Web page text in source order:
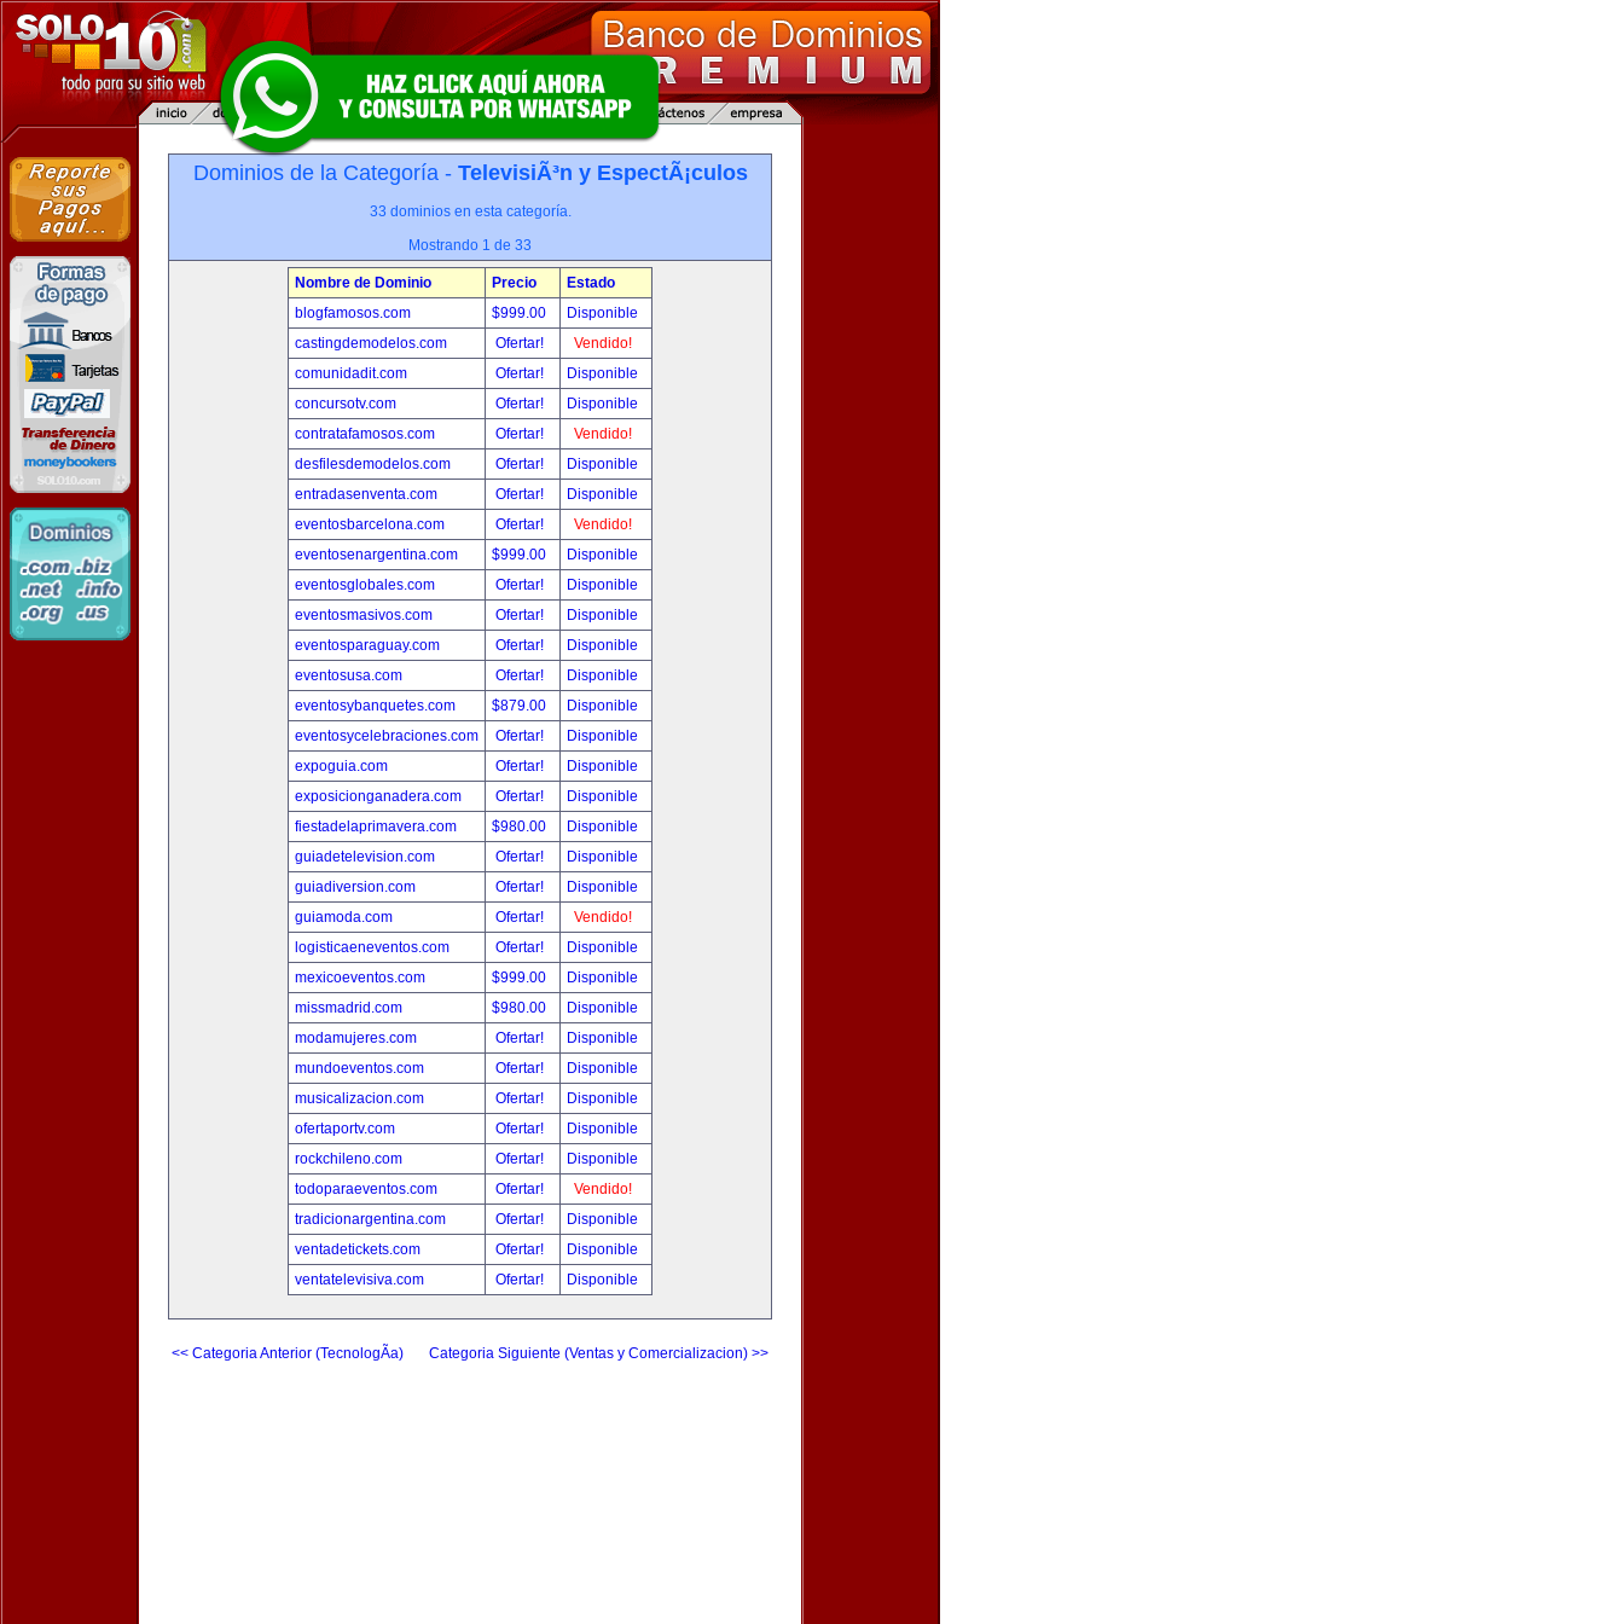
Dominios de la Categoría - TelevisiÃ³n y EspectÃ¡culos
33 dominios en esta categoría.
Mostrando 1 de 33
Nombre de Dominio Precio
Estado
blogfamosos.com
$999.00
Disponible
castingdemodelos.com
Ofertar!
Vendido!
comunidadit.com
Ofertar!
Disponible
concursotv.com
Ofertar!
Disponible
contratafamosos.com
Ofertar!
Vendido!
desfilesdemodelos.com
Ofertar!
Disponible
entradasenventa.com
Ofertar!
Disponible
eventosbarcelona.com
Ofertar!
Vendido!
eventosenargentina.com
$999.00
Disponible
eventosglobales.com
Ofertar!
Disponible
eventosmasivos.com
Ofertar!
Disponible
eventosparaguay.com
Ofertar!
Disponible
eventosusa.com
Ofertar!
Disponible
eventosybanquetes.com
$879.00
Disponible
eventosycelebraciones.com
Ofertar!
Disponible
expoguia.com
Ofertar!
Disponible
exposicionganadera.com
Ofertar!
Disponible
fiestadelaprimavera.com
$980.00
Disponible
guiadetelevision.com
Ofertar!
Disponible
guiadiversion.com
Ofertar!
Disponible
guiamoda.com
Ofertar!
Vendido!
logisticaeneventos.com
Ofertar!
Disponible
mexicoeventos.com
$999.00
Disponible
missmadrid.com
$980.00
Disponible
modamujeres.com
Ofertar!
Disponible
mundoeventos.com
Ofertar!
Disponible
musicalizacion.com
Ofertar!
Disponible
ofertaportv.com
Ofertar!
Disponible
rockchileno.com
Ofertar!
Disponible
todoparaeventos.com
Ofertar!
Vendido!
tradicionargentina.com
Ofertar!
Disponible
ventadetickets.com
Ofertar!
Disponible
ventatelevisiva.com
Ofertar! Disponible
<< Categoria Anterior (TecnologÃ­a) Categoria Siguiente (Ventas y Comercializacion) >>